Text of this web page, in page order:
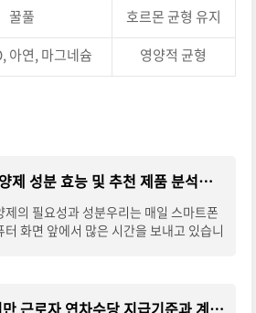
꿀풀
호르몬 균형 유지
아연, 마그네슘 영양적 균형
눈 영양제 성분 효능 및 추천 제품 분석해봄
제의 필요성과 성분우리는 매일 스마트폰
터 화면 앞에서 많은 시간을 보내고 있습니